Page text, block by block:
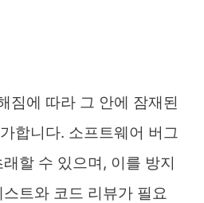
짐에 따라 그 안에 잠재된
합니다. 소프트웨어 버그
할 수 있으며, 이를 방지
트와 코드 리뷰가 필요